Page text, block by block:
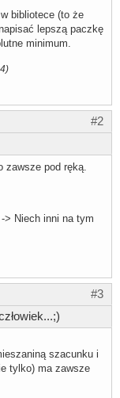
bibliotece (to że
lepszą paczkę
minimum.
#2
zawsze pod ręką.
> Niech inni na tym
#3
szacunku i
tylko) ma zawsze